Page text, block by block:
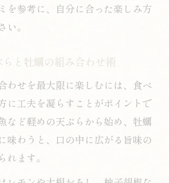
を参考に、自分に合った楽しみ方
。
と牡蠣の組み合わせ術
わせを最大限に楽しむには、食べ
に工夫を凝らすことがポイントで
など軽めの天ぷらから始め、牡蠣
味わうと、口の中に広がる旨味の
ます。